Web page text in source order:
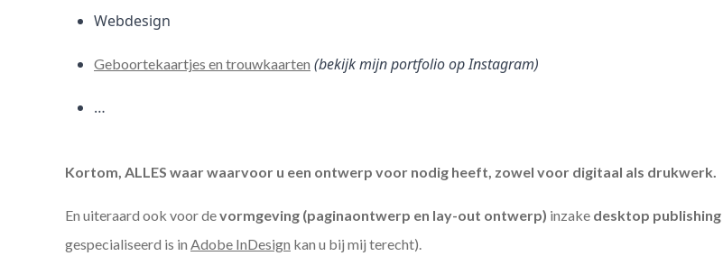
Webdesign
Geboortekaartjes en trouwkaarten (bekijk mijn portfolio op Instagram)
…
Kortom, ALLES waar waarvoor u een ontwerp voor nodig heeft, zowel voor digitaal als drukwerk.
En uiteraard ook voor devormgeving (paginaontwerp en lay-out ontwerp) inzake desktop publishing
gespecialiseerd is in Adobe InDesign kan u bij mij terecht).